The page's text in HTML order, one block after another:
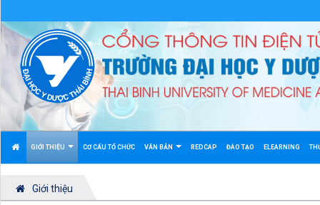
GIỚI THIỆU CƠ CẤU TỔ CHỨC VĂN BẢN REDCAP ĐÀO TẠO ELEARNING
Giới thiệu